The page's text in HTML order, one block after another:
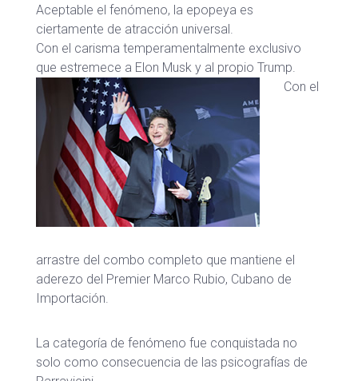
Aceptable el fenómeno, la epopeya es
ciertamente de atracción universal.
Con el carisma temperamentalmente exclusivo
que estremece a Elon Musk y al propio Trump.
Con el
arrastre del combo completo que mantiene el
aderezo del Premier Marco Rubio, Cubano de
Importación.
La categoría de fenómeno fue conquistada no
solo como consecuencia de las psicografías de